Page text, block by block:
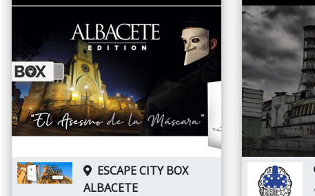
ESCAPE CITY BOX
ALBACETE